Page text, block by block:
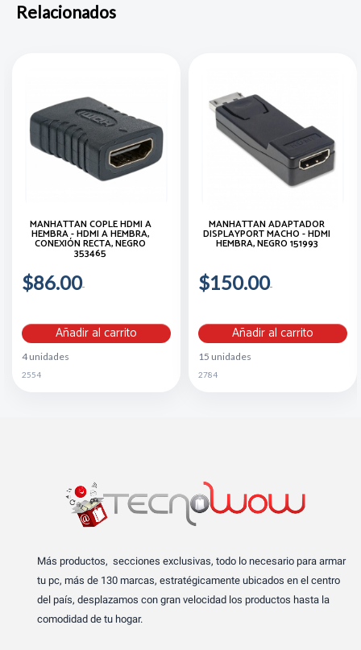
Relacionados
MANHATTAN COPLE HDMI A
HEMBRA - HDMI A HEMBRA,
CONEXIÓN RECTA, NEGRO
353465
$86.00
Añadir al carrito
4 unidades
2554
MANHATTAN ADAPTADOR
DISPLAYPORT MACHO - HDMI
HEMBRA, NEGRO 151993
$150.00
Añadir al carrito
15 unidades
2784
Más productos, secciones exclusivas, todo lo necesario para armar
tu pc, más de 130 marcas, estratégicamente ubicados en el centro
del país, desplazamos con gran velocidad los productos hasta la
comodidad de tu hogar.